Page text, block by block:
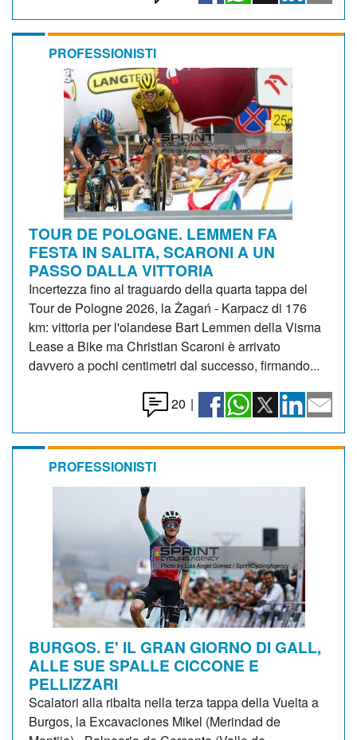
PROFESSIONISTI
TOUR DE POLOGNE. LEMMEN FA
FESTA IN SALITA, SCARONI A UN
PASSO DALLA VITTORIA
Incertezza fino al traguardo della quarta tappa del
Tour de Pologne 2026, la Żagań - Karpacz di 176
km: vittoria per l'olandese Bart Lemmen della Visma
Lease a Bike ma Christian Scaroni è arrivato
davvero a pochi centimetri dal successo, firmando...
20 |
PROFESSIONISTI
BURGOS. E' IL GRAN GIORNO DI GALL,
ALLE SUE SPALLE CICCONE E
PELLIZZARI
Scalatori alla ribalta nella terza tappa della Vuelta a
Burgos, la Excavaciones Mikel (Merindad de